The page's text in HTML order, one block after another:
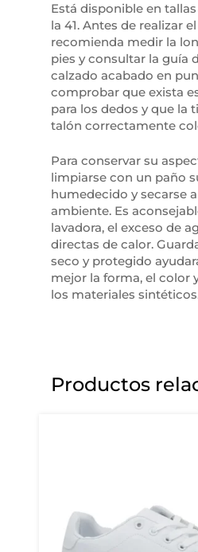
Está disponible en
la 41. Antes de realizar
recomienda medir la
pies y consultar la guía
calzado acabado en
comprobar que exista
para los dedos y que la
talón correctamente
Para conservar su
limpiarse con un paño
humedecido y secarse
ambiente. Es
lavadora, el exceso de
directas de calor.
seco y protegido
mejor la forma, el color
los materiales
Productos